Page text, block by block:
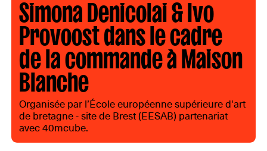
Simona Denicolai & Ivo
Provoost dans le cadre
de la commande à Maison
Blanche
Organisée par l’École européenne supérieure d'art
de bretagne - site de Brest (EESAB) partenariat
avec 40mcube.